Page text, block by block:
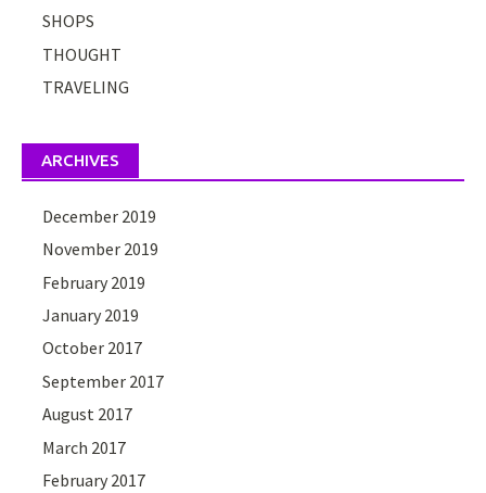
SHOPS
THOUGHT
TRAVELING
ARCHIVES
December 2019
November 2019
February 2019
January 2019
October 2017
September 2017
August 2017
March 2017
February 2017